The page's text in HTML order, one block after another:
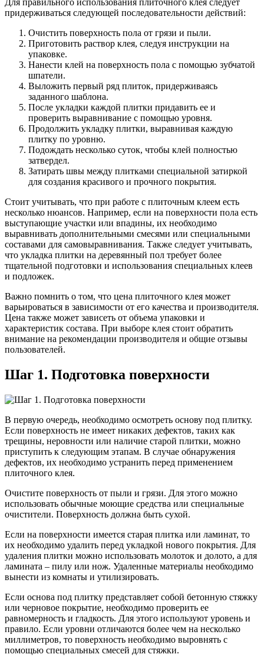
Для правильного использования плиточного клея следует
придерживаться следующей последовательности действий:
Очистить поверхность пола от грязи и пыли.
Приготовить раствор клея, следуя инструкции на
упаковке.
Нанести клей на поверхность пола с помощью зубчатой
шпатели.
Выложить первый ряд плиток, придерживаясь
заданного шаблона.
После укладки каждой плитки придавить ее и
проверить выравнивание с помощью уровня.
Продолжить укладку плитки, выравнивая каждую
плитку по уровню.
Подождать несколько суток, чтобы клей полностью
затвердел.
Затирать швы между плитками специальной затиркой
для создания красивого и прочного покрытия.
Стоит учитывать, что при работе с плиточным клеем есть
несколько нюансов. Например, если на поверхности пола есть
выступающие участки или впадины, их необходимо
выравнивать дополнительными смесями или специальными
составами для самовыравнивания. Также следует учитывать,
что укладка плитки на деревянный пол требует более
тщательной подготовки и использования специальных клеев
и подложек.
Важно помнить о том, что цена плиточного клея может
варьироваться в зависимости от его качества и производителя.
Цена также может зависеть от объема упаковки и
характеристик состава. При выборе клея стоит обратить
внимание на рекомендации производителя и общие отзывы
пользователей.
Шаг 1. Подготовка поверхности
В первую очередь, необходимо осмотреть основу под плитку.
Если поверхность не имеет никаких дефектов, таких как
трещины, неровности или наличие старой плитки, можно
приступить к следующим этапам. В случае обнаружения
дефектов, их необходимо устранить перед применением
плиточного клея.
Очистите поверхность от пыли и грязи. Для этого можно
использовать обычные моющие средства или специальные
очистители. Поверхность должна быть сухой.
Если на поверхности имеется старая плитка или ламинат, то
их необходимо удалить перед укладкой нового покрытия. Для
удаления плитки можно использовать молоток и долото, а для
ламината – пилу или нож. Удаленные материалы необходимо
вынести из комнаты и утилизировать.
Если основа под плитку представляет собой бетонную стяжку
или черновое покрытие, необходимо проверить ее
равномерность и гладкость. Для этого используют уровень и
правило. Если уровни отличаются более чем на несколько
миллиметров, то поверхность необходимо выровнять с
помощью специальных смесей для стяжки.